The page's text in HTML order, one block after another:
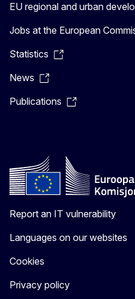
EU regional and urban
Jobs at the European
Statistics
News
Publications
Report an IT vulnerability
Languages on our websites
Cookies
Privacy policy